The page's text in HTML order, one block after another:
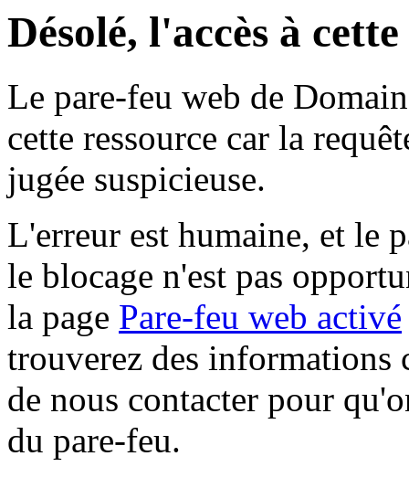
Désolé, l'accès à
Le pare-feu web de
cette ressource car la
jugée suspicieuse.
L'erreur est humaine, et le
le blocage n'est pas
la page Pare-feu web activé
trouverez des informations
de nous contacter pour
du pare-feu.